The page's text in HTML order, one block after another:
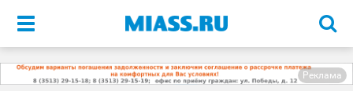
Меню
Реклама